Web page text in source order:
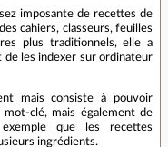
imposante de recettes de
cahiers, classeurs, feuilles
plus traditionnels, elle a
les indexer sur ordinateur
mais consiste à pouvoir
clé, mais également de
que les recettes
ingrédients.